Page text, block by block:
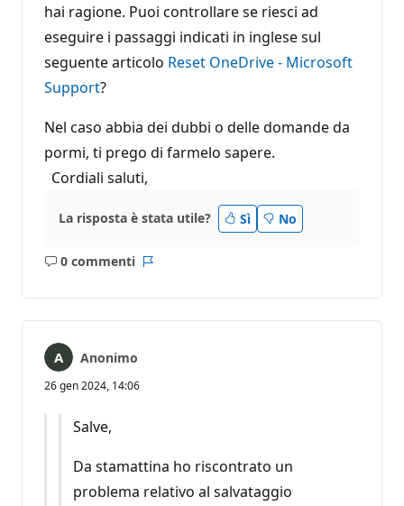
hai ragione. Puoi controllare se riesci ad
eseguire i passaggi indicati in inglese sul
seguente articolo Reset OneDrive - Microsoft
Support?
Nel caso abbia dei dubbi o delle domande da
pormi, ti prego di farmelo sapere.
Cordiali saluti,
La risposta è stata utile? Sì No
0 commenti
Nessun
Anonimo
26 gen 2024, 14:06
Salve,
Da stamattina ho riscontrato un
problema relativo al salvataggio